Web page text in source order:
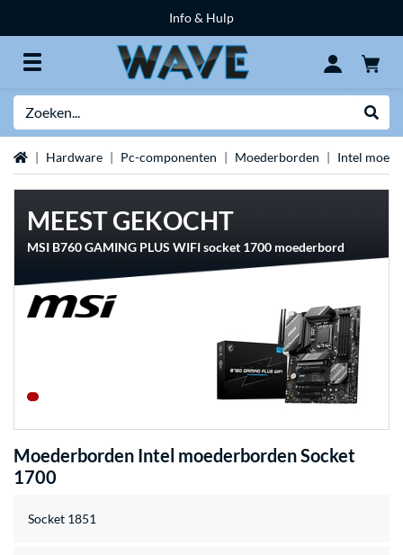
Info & Hulp
Home Hardware Pc-componenten Moederborden Intel
MEEST GEKOCHT
MSI B760 GAMING PLUS WIFI socket 1700 moederbord
Moederborden Intel moederborden Socket
1700
Socket 1851